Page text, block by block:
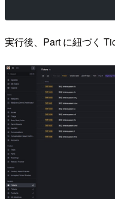
実行後、Part に紐づく